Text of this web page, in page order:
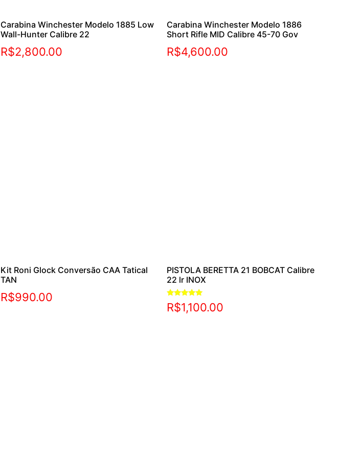
Carabina Winchester Modelo 1885 Low
Wall-Hunter Calibre 22
R$2,800.00
Carabina Winchester Modelo 1886
Short Rifle MID Calibre 45-70 Gov
R$4,600.00
Kit Roni Glock Conversão CAA Tatical
TAN
R$990.00
PISTOLA BERETTA 21 BOBCAT Calibre
22 lr INOX
Avaliação
5.00
R$1,100.00